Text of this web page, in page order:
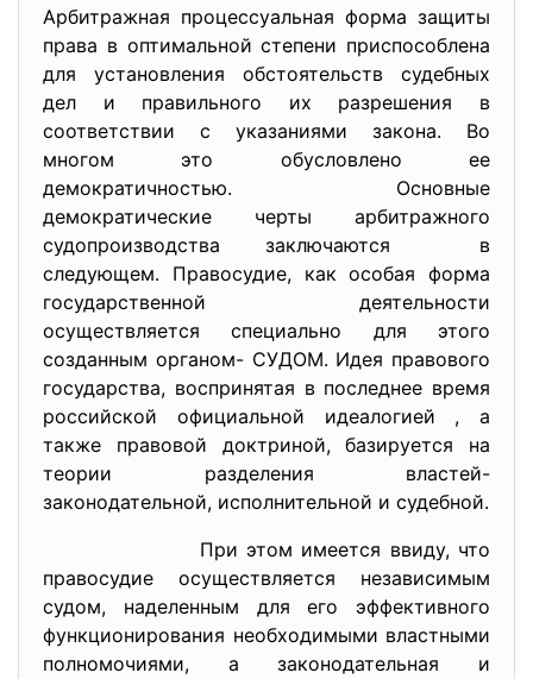
Арбитражная процессуальная форма защиты
права в оптимальной степени приспособлена
для установления обстоятельств судебных
дел и правильного их разрешения в
соответствии с указаниями закона. Во
многом это обусловлено ее
демократичностью. Основные
демократические черты арбитражного
судопроизводства заключаются в
следующем. Правосудие, как особая форма
государственной деятельности
осуществляется специально для этого
созданным органом- СУДОМ. Идея правового
государства, воспринятая в последнее время
российской официальной идеалогией , а
также правовой доктриной, базируется на
теории разделения властей-
законодательной, исполнительной и судебной.
При этом имеется ввиду, что
правосудие осуществляется независимым
судом, наделенным для его эффективного
функционирования необходимыми властными
полномочиями, а законодательная и